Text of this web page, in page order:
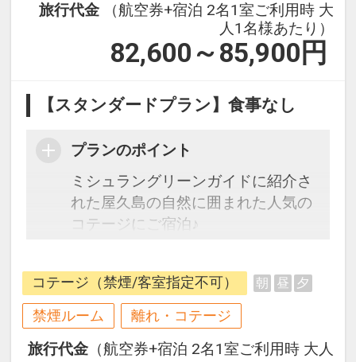
旅行代金
（航空券+宿泊 2名1室ご利用時 大
人1名様あたり）
82,600～85,900 円
【スタンダードプラン】食事なし
プランのポイント
ミシュラングリーンガイドに紹介さ
れた屋久島の自然に囲まれた人気の
コテージにご宿泊♪
たスタンダードな＜食事なし＞プラ
ンです。
フライトと宿泊を自由に組み合わせ
できるダイナミックパッケージだか
コテージ（禁煙/客室指定不可） 朝 昼 夕
禁煙ルーム 離れ・コテージ
旅行代金 （航空券+宿泊 2名1室ご利用時 大人